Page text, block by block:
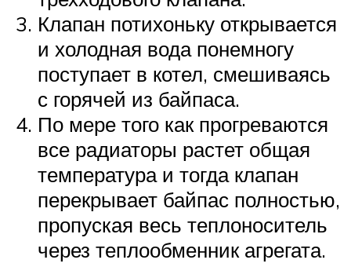
Клапан потихоньку открывается
и холодная вода понемногу
поступает в котел, смешиваясь
с горячей из байпаса.
По мере того как прогреваются
все радиаторы растет общая
температура и тогда клапан
перекрывает байпас полностью,
пропуская весь теплоноситель
через теплообменник агрегата.